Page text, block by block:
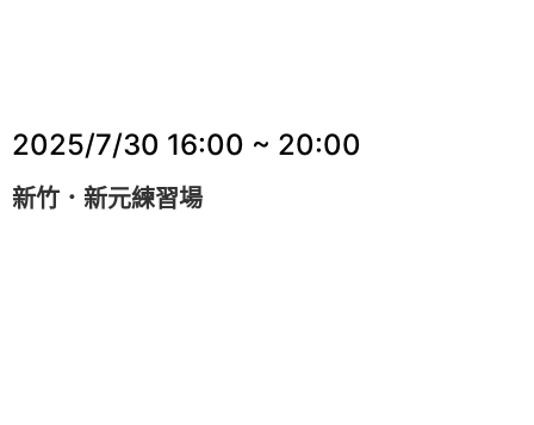
2025/7/30 16:00 ~ 20:00
新竹．新元練習場